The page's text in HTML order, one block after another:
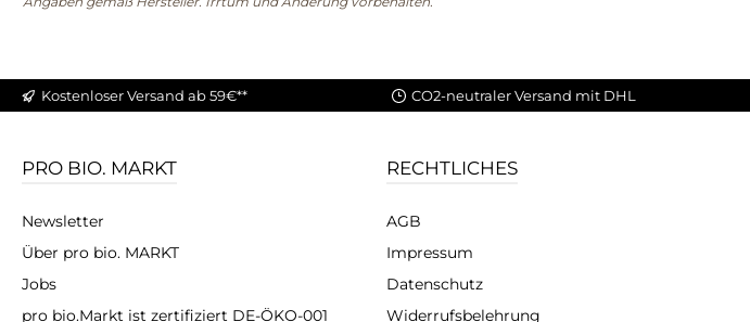
Kostenloser Versand ab 59€** CO2-neutraler Versand mit DHL
PRO BIO. MARKT
Newsletter
Über pro bio. MARKT
Jobs
pro bio.Markt ist zertifiziert DE-ÖKO-001
RECHTLICHES
AGB
Impressum
Datenschutz
Widerrufsbelehrung